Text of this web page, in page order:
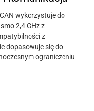
wykorzystuje do
2,4 GHz z
z
dopasowuje się do
ograniczeniu